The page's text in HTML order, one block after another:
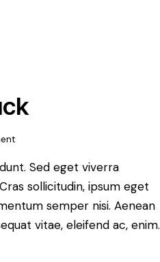
Sed eget viverra
sollicitudin, ipsum eget
semper nisi. Aenean
vitae, eleifend ac, enim.